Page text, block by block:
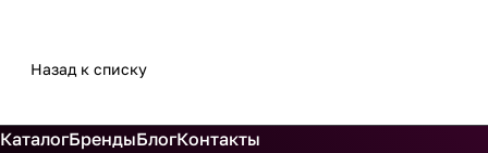
Назад к списку
КаталогБрендыБлогКонтакты